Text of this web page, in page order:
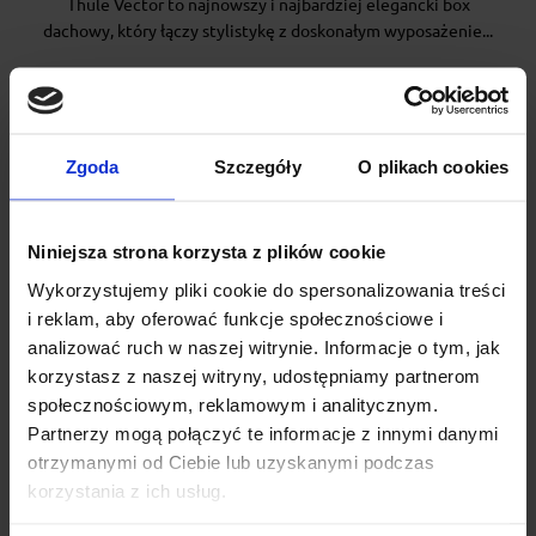
Zgoda Szczegóły O plikach cookies
Niniejsza strona korzysta z plików cookie
Wykorzystujemy pliki cookie do spersonalizowania treści
i reklam, aby oferować funkcje społecznościowe i
analizować ruch w naszej witrynie. Informacje o tym, jak
korzystasz z naszej witryny, udostępniamy partnerom
społecznościowym, reklamowym i analitycznym.
Partnerzy mogą połączyć te informacje z innymi danymi
otrzymanymi od Ciebie lub uzyskanymi podczas
korzystania z ich usług.
Thule Vector to najnowszy i najbardziej elegancki box
dachowy, który łączy stylistykę z doskonałym wyposażenie...
Box dachowy Thule Motion 3 XXL Titan Glossy